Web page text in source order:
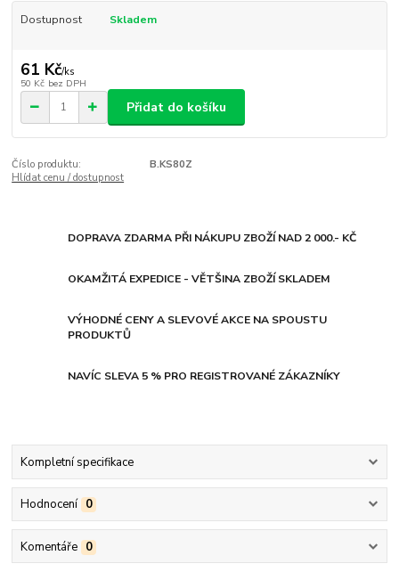
Dostupnost Skladem
61 Kč/ks
50 Kč bez DPH
Přidat do košíku
Číslo produktu:
B.KS80Z
Hlídat cenu / dostupnost
DOPRAVA ZDARMA PŘI NÁKUPU ZBOŽÍ NAD 2 000.- KČ
OKAMŽITÁ EXPEDICE - VĚTŠINA ZBOŽÍ SKLADEM
VÝHODNÉ CENY A SLEVOVÉ AKCE NA SPOUSTU
PRODUKTŮ
NAVÍC SLEVA 5 % PRO REGISTROVANÉ ZÁKAZNÍKY
Kompletní specifikace
Hodnocení 0
Komentáře 0